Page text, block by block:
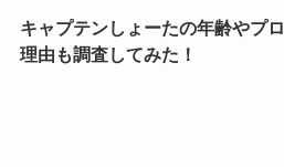
キャプテンしょーたの年齢やプ
理由も調査してみた！